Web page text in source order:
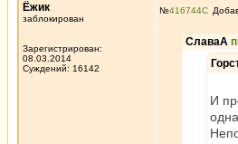
Ёжик
заблокирован
Зарегистрирован:
08.03.2014
Суждений: 16142
№416744
СлаваА
И